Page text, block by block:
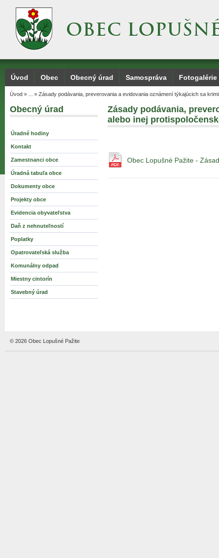
Úvod Obec Obecný úrad Samospráva Fotogalérie
Úvod » » Zásady podávania, preverovania a evidovania oznámení týkajúcich sa
Obecný úrad
Úradné hodiny
Kontakt
Zamestnanci obce
Úradná tabuľa obce
Dokumenty obce
Projekty obce
Evidencia obyvateľstva
Daň z nehnuteľností
Poplatky
Opatrovateľská služba
Komunálny odpad
Miestny cintorín
Stavebný úrad
Zásady podávania,
alebo inej
© 2026 Obec Lopušné Pažite